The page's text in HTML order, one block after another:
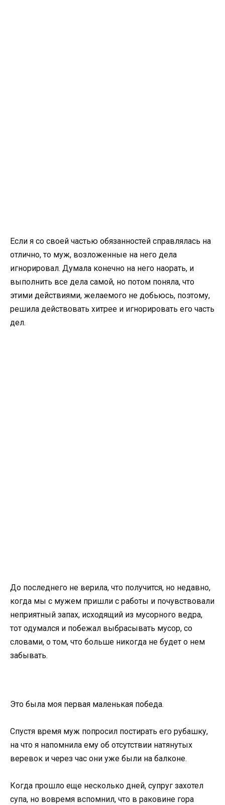
Если я со своей частью обязанностей справлялась на
отлично, то муж, возложенные на него дела
игнорировал. Думала конечно на него наорать, и
выполнить все дела самой, но потом поняла, что
этими действиями, желаемого не добьюсь, поэтому,
решила действовать хитрее и игнорировать его часть
дел.
До последнего не верила, что получится, но недавно,
когда мы с мужем пришли с работы и почувствовали
неприятный запах, исходящий из мусорного ведра,
тот одумался и побежал выбрасывать мусор, со
словами, о том, что больше никогда не будет о нем
забывать.
Это была моя первая маленькая победа.
Спустя время муж попросил постирать его рубашку,
на что я напомнила ему об отсутствии натянутых
веревок и через час они уже были на балконе.
Когда прошло еще несколько дней, супруг захотел
супа, но вовремя вспомнил, что в раковине гора